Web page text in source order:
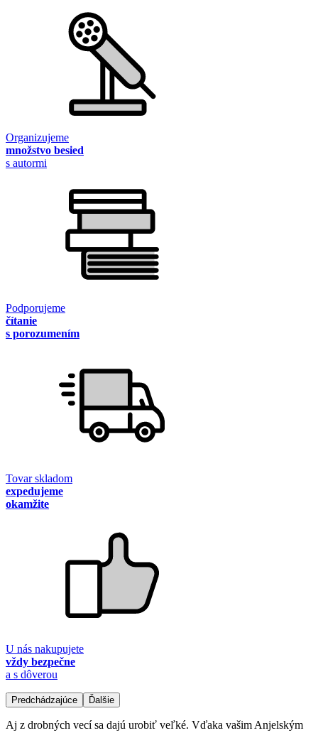
Organizujeme
množstvo besied
s autormi
Podporujeme
čítanie
s porozumením
Tovar skladom
expedujeme
okamžite
U nás nakupujete
vždy bezpečne
a s dôverou
Predchádzajúce Ďalšie
Aj z drobných vecí sa dajú urobiť veľké. Vďaka vašim Anjelským